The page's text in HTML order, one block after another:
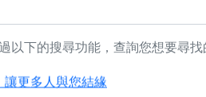
下的搜尋功能，查詢您想要尋找
灣民俗宗教文化
更多人與您結緣